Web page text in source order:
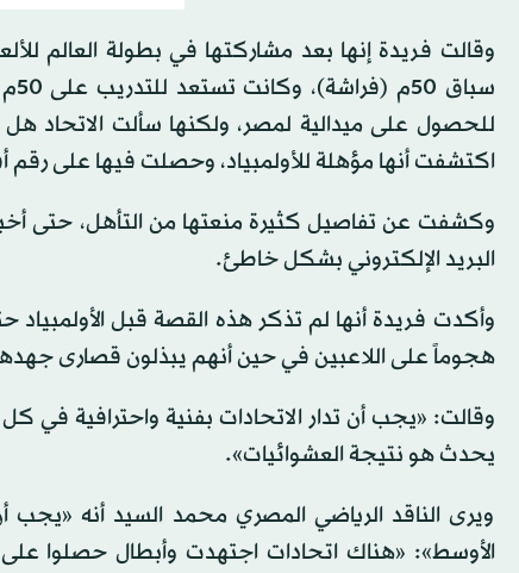
وقالت فريدة إنها بعد مشاركتها في بطولة العالم
للحصول على ميدالية لمصر، ولكنها سألت الاتحاد هل
اكتشفت أنها مؤهلة للأولمبياد، وحصلت فيها على رقم أقل من المؤهل
وكشفت عن تفاصيل كثيرة منعتها من التأهل، حتى
البريد الإلكتروني بشكل خاطئ.
وأكدت فريدة أنها لم تذكر هذه القصة قبل الأولمبياد
هجوماً على اللاعبين في حين أنهم يبذلون قصارى
وقالت: «يجب أن تدار الاتحادات بفنية واحترافية في كل
يحدث هو نتيجة العشوائيات».
ويرى الناقد الرياضي المصري محمد السيد أنه
الأوسط»: «هناك اتحادات اجتهدت وأبطال حصلوا